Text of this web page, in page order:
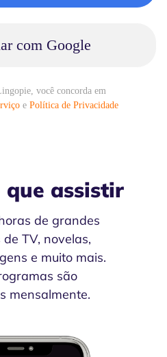
com Google
você concorda em
e Política de Privacidade
que assistir
de grandes
TV, novelas,
e muito mais.
são
mensalmente.